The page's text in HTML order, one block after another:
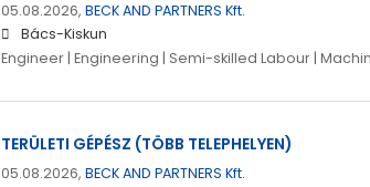
05.08.2026, BECK AND PARTNERS Kft.
Bács-Kiskun
Engineer | Engineering | Semi-skilled Labour |
TERÜLETI GÉPÉSZ (TÖBB TELEPHELYEN)
05.08.2026, BECK AND PARTNERS Kft.